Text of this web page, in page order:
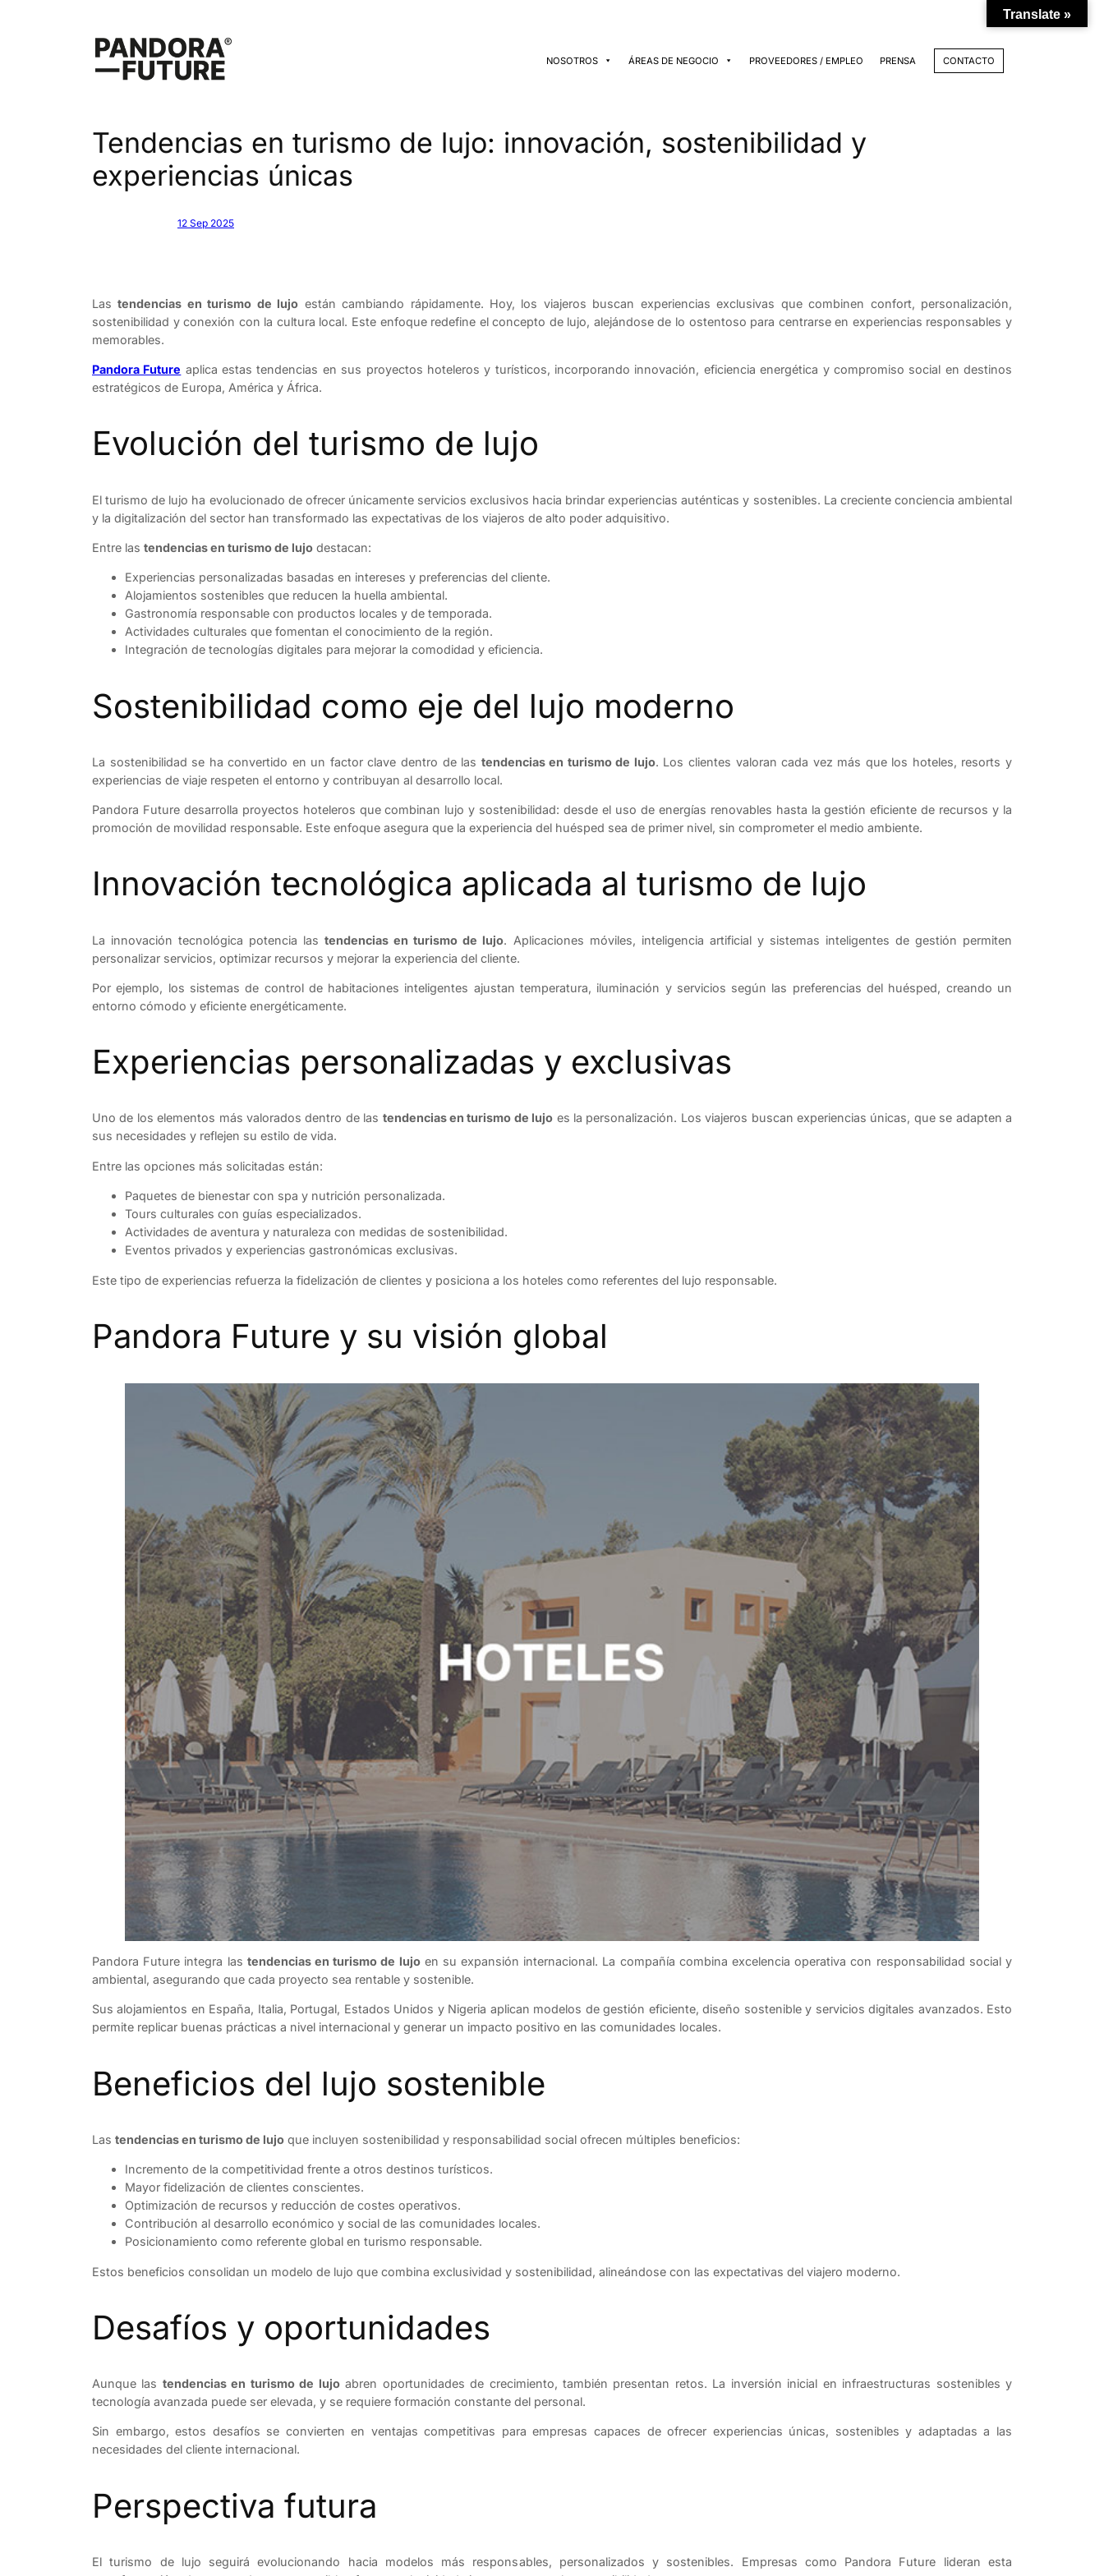
NOSOTROS ÁREAS DE NEGOCIO PROVEEDORES / EMPLEO PRENSA CONTACTO
Tendencias en turismo de lujo: innovación, sostenibilidad y
experiencias únicas
12 Sep 2025
Lastendencias en turismo de lujo están cambiando rápidamente. Hoy, los viajeros buscan experiencias exclusivas que combinen confort, personalización,
sostenibilidad y conexión con la cultura local. Este enfoque redefine el concepto de lujo, alejándose de lo ostentoso para centrarse en experiencias responsables y
memorables.
Pandora Future aplica estas tendencias en sus proyectos hoteleros y turísticos, incorporando innovación, eficiencia energética y compromiso social en destinos
estratégicos de Europa, América y África.
Evolución del turismo de lujo
El turismo de lujo ha evolucionado de ofrecer únicamente servicios exclusivos hacia brindar experiencias auténticas y sostenibles. La creciente conciencia ambiental
y la digitalización del sector han transformado las expectativas de los viajeros de alto poder adquisitivo.
Entre las tendencias en turismo de lujo destacan:
Experiencias personalizadas basadas en intereses y preferencias del cliente.
Alojamientos sostenibles que reducen la huella ambiental.
Gastronomía responsable con productos locales y de temporada.
Actividades culturales que fomentan el conocimiento de la región.
Integración de tecnologías digitales para mejorar la comodidad y eficiencia.
Sostenibilidad como eje del lujo moderno
La sostenibilidad se ha convertido en un factor clave dentro de las tendencias en turismo de lujo. Los clientes valoran cada vez más que los hoteles, resorts y
experiencias de viaje respeten el entorno y contribuyan al desarrollo local.
Pandora Future desarrolla proyectos hoteleros que combinan lujo y sostenibilidad: desde el uso de energías renovables hasta la gestión eficiente de recursos y la
promoción de movilidad responsable. Este enfoque asegura que la experiencia del huésped sea de primer nivel, sin comprometer el medio ambiente.
Innovación tecnológica aplicada al turismo de lujo
La innovación tecnológica potencia lastendencias en turismo de lujo. Aplicaciones móviles, inteligencia artificial y sistemas inteligentes de gestión permiten
personalizar servicios, optimizar recursos y mejorar la experiencia del cliente.
Por ejemplo, los sistemas de control de habitaciones inteligentes ajustan temperatura, iluminación y servicios según las preferencias del huésped, creando un
entorno cómodo y eficiente energéticamente.
Experiencias personalizadas y exclusivas
Uno de los elementos más valorados dentro de las tendencias en turismo de lujo es la personalización. Los viajeros buscan experiencias únicas, que se adapten a
sus necesidades y reflejen su estilo de vida.
Entre las opciones más solicitadas están:
Paquetes de bienestar con spa y nutrición personalizada.
Tours culturales con guías especializados.
Actividades de aventura y naturaleza con medidas de sostenibilidad.
Eventos privados y experiencias gastronómicas exclusivas.
Este tipo de experiencias refuerza la fidelización de clientes y posiciona a los hoteles como referentes del lujo responsable.
Pandora Future y su visión global
Pandora Future integra las tendencias en turismo de lujoen su expansión internacional. La compañía combina excelencia operativa con responsabilidad social y
ambiental, asegurando que cada proyecto sea rentable y sostenible.
Sus alojamientos en España, Italia, Portugal, Estados Unidos y Nigeria aplican modelos de gestión eficiente, diseño sostenible y servicios digitales avanzados. Esto
permite replicar buenas prácticas a nivel internacional y generar un impacto positivo en las comunidades locales.
Beneficios del lujo sostenible
Las tendencias en turismo de lujo que incluyen sostenibilidad y responsabilidad social ofrecen múltiples beneficios:
Incremento de la competitividad frente a otros destinos turísticos.
Mayor fidelización de clientes conscientes.
Optimización de recursos y reducción de costes operativos.
Contribución al desarrollo económico y social de las comunidades locales.
Posicionamiento como referente global en turismo responsable.
Estos beneficios consolidan un modelo de lujo que combina exclusividad y sostenibilidad, alineándose con las expectativas del viajero moderno.
Desafíos y oportunidades
Aunque las tendencias en turismo de lujoabren oportunidades de crecimiento, también presentan retos. La inversión inicial en infraestructuras sostenibles y
tecnología avanzada puede ser elevada, y se requiere formación constante del personal.
Sin embargo, estos desafíos se convierten en ventajas competitivas para empresas capaces de ofrecer experiencias únicas, sostenibles y adaptadas a las
necesidades del cliente internacional.
Perspectiva futura
El turismo de lujo seguirá evolucionando hacia modelos más responsables, personalizados y sostenibles. Empresas como Pandora Future lideran esta
Translate »